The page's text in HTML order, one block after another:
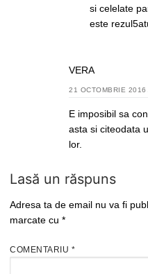
si celelate
este
VERA
21 OCTOMBRIE 2016
E imposibil sa
asta si citeodata
lor.
Lasă un răspuns
Adresa ta de email nu va fi
marcate cu *
COMENTARIU *